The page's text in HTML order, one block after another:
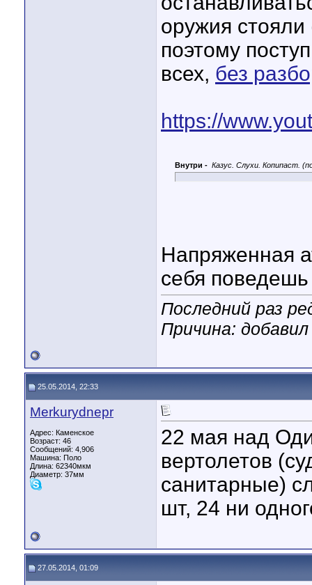
оружия
поэтому
всех, без
https://
Внутри - Казус. Слухи. Копипаст.
Напряженная
себя
Последний раз
Причина:
25.05.2014, 22:33
Merkurydnepr
Адрес: Каменское
Возраст: 46
Сообщений: 4,906
Машина: Поло
Длина: 62340мкм
Диаметр: 37мм
22 мая над
вертолетов
санитарные)
шт, 24 ни
27.05.2014, 01:09